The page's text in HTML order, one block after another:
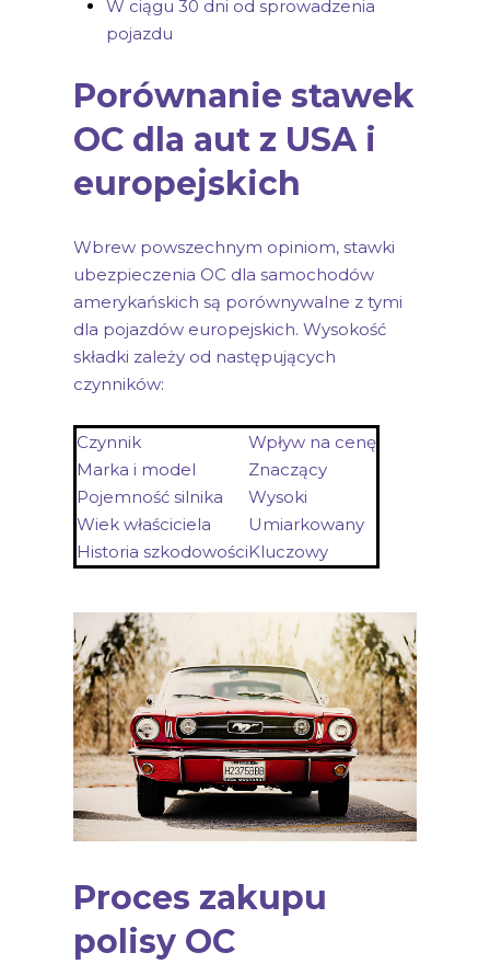
W ciągu 30 dni od sprowadzenia
pojazdu
Porównanie stawek
OC dla aut z USA i
europejskich
Wbrew powszechnym opiniom, stawki
ubezpieczenia OC dla samochodów
amerykańskich są porównywalne z tymi
dla pojazdów europejskich. Wysokość
składki zależy od następujących
czynników:
Czynnik
Wpływ na cenę
Marka i model
Znaczący
Pojemność silnika
Wysoki
Wiek właściciela
Umiarkowany
Historia szkodowościKluczowy
Proces zakupu
polisy OC